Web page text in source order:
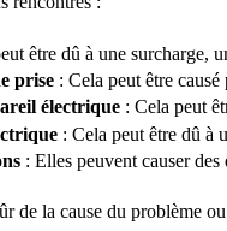
être dû à une surcharge,
prise : Cela peut être
électrique : Cela peut
: Cela peut être dû à
: Elles peuvent causer
de la cause du problème